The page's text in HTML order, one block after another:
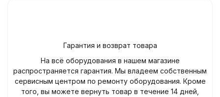
Гарантия и возврат товара
На всё оборудования в нашем магазине
распространяется гарантия. Мы владеем собственным
сервисным центром по ремонту оборудования. Кроме
того, вы можете вернуть товар в течение 14 дней,